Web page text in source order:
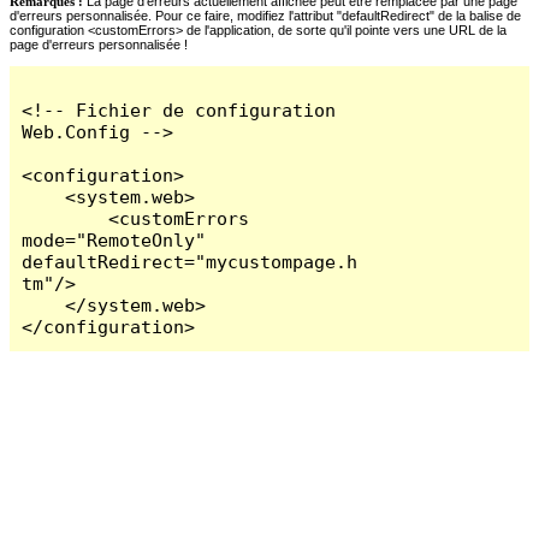
d'erreurs personnalisée. Pour ce faire, modifiez l'attribut "defaultRedirect" de la balise de
configuration <customErrors> de l'application, de sorte qu'il pointe vers une URL de la
page d'erreurs personnalisée !
<!-- Fichier de configuration
Web.Config -->
<configuration>
    <system.web>
        <customErrors
mode="RemoteOnly"
defaultRedirect="mycustompage.h
tm"/>
    </system.web>
</configuration>